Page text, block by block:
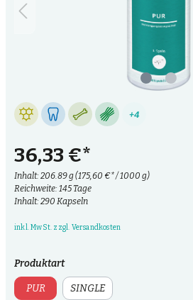
+4
36,33 €*
Inhalt: 206.89 g(175,60 €* / 1000 g)
Reichweite: 145 Tage
Inhalt: 290 Kapseln
inkl. MwSt. zzgl. Versandkosten
Produktart
PUR SINGLE